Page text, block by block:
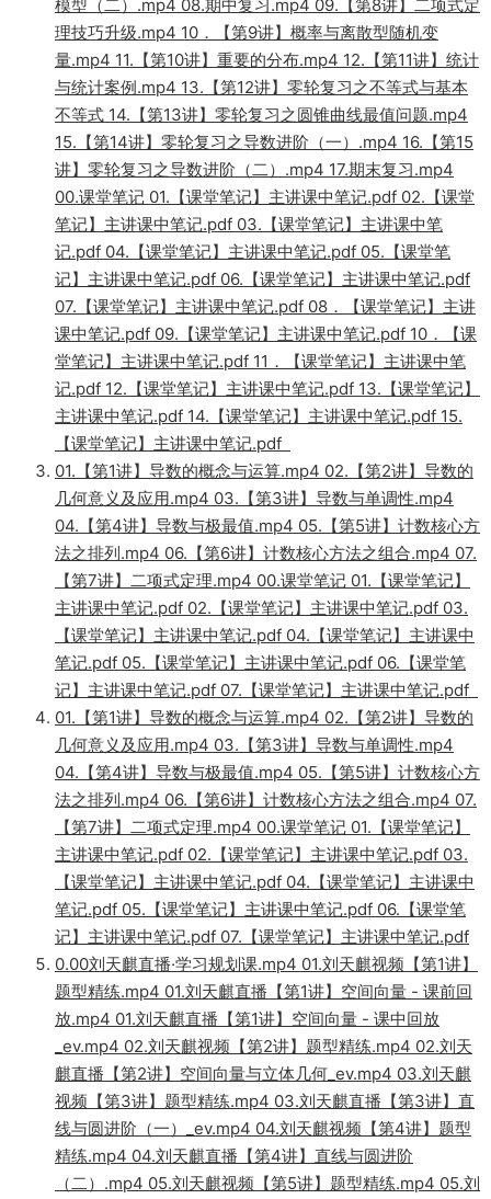
模型（二）.mp4 08.期中复习.mp4 09.【第8讲】二项式定
理技巧升级.mp4 10．【第9讲】概率与离散型随机变
量.mp4 11.【第10讲】重要的分布.mp4 12.【第11讲】统计
与统计案例.mp4 13.【第12讲】零轮复习之不等式与基本
不等式 14.【第13讲】零轮复习之圆锥曲线最值问题.mp4
15.【第14讲】零轮复习之导数进阶（一）.mp4 16.【第15
讲】零轮复习之导数进阶（二）.mp4 17.期末复习.mp4
00.课堂笔记 01.【课堂笔记】主讲课中笔记.pdf 02.【课堂
笔记】主讲课中笔记.pdf 03.【课堂笔记】主讲课中笔
记.pdf 04.【课堂笔记】主讲课中笔记.pdf 05.【课堂笔
记】主讲课中笔记.pdf 06.【课堂笔记】主讲课中笔记.pdf
07.【课堂笔记】主讲课中笔记.pdf 08．【课堂笔记】主讲
课中笔记.pdf 09.【课堂笔记】主讲课中笔记.pdf 10．【课
堂笔记】主讲课中笔记.pdf 11．【课堂笔记】主讲课中笔
记.pdf 12.【课堂笔记】主讲课中笔记.pdf 13.【课堂笔记】
主讲课中笔记.pdf 14.【课堂笔记】主讲课中笔记.pdf 15.
【课堂笔记】主讲课中笔记.pdf
01.【第1讲】导数的概念与运算.mp4 02.【第2讲】导数的
几何意义及应用.mp4 03.【第3讲】导数与单调性.mp4
04.【第4讲】导数与极最值.mp4 05.【第5讲】计数核心方
法之排列.mp4 06.【第6讲】计数核心方法之组合.mp4 07.
【第7讲】二项式定理.mp4 00.课堂笔记 01.【课堂笔记】
主讲课中笔记.pdf 02.【课堂笔记】主讲课中笔记.pdf 03.
【课堂笔记】主讲课中笔记.pdf 04.【课堂笔记】主讲课中
笔记.pdf 05.【课堂笔记】主讲课中笔记.pdf 06.【课堂笔
记】主讲课中笔记.pdf 07.【课堂笔记】主讲课中笔记.pdf
01.【第1讲】导数的概念与运算.mp4 02.【第2讲】导数的
几何意义及应用.mp4 03.【第3讲】导数与单调性.mp4
04.【第4讲】导数与极最值.mp4 05.【第5讲】计数核心方
法之排列.mp4 06.【第6讲】计数核心方法之组合.mp4 07.
【第7讲】二项式定理.mp4 00.课堂笔记 01.【课堂笔记】
主讲课中笔记.pdf 02.【课堂笔记】主讲课中笔记.pdf 03.
【课堂笔记】主讲课中笔记.pdf 04.【课堂笔记】主讲课中
笔记.pdf 05.【课堂笔记】主讲课中笔记.pdf 06.【课堂笔
记】主讲课中笔记.pdf 07.【课堂笔记】主讲课中笔记.pdf
0.00刘天麒直播·学习规划课.mp4 01.刘天麒视频【第1讲】
题型精练.mp4 01.刘天麒直播【第1讲】空间向量 - 课前回
放.mp4 01.刘天麒直播【第1讲】空间向量 - 课中回放
_ev.mp4 02.刘天麒视频【第2讲】题型精练.mp4 02.刘天
麒直播【第2讲】空间向量与立体几何_ev.mp4 03.刘天麒
视频【第3讲】题型精练.mp4 03.刘天麒直播【第3讲】直
线与圆进阶（一）_ev.mp4 04.刘天麒视频【第4讲】题型
精练.mp4 04.刘天麒直播【第4讲】直线与圆进阶
（二）.mp4 05.刘天麒视频【第5讲】题型精练.mp4 05.刘